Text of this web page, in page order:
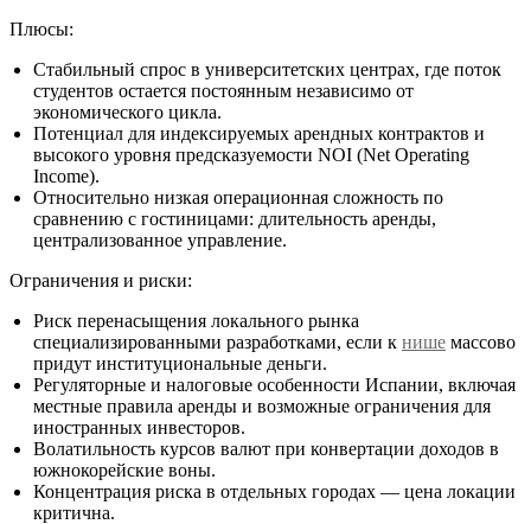
Плюсы:
Стабильный спрос в университетских центрах, где поток
студентов остается постоянным независимо от
экономического цикла.
Потенциал для индексируемых арендных контрактов и
высокого уровня предсказуемости NOI (Net Operating
Income).
Относительно низкая операционная сложность по
сравнению с гостиницами: длительность аренды,
централизованное управление.
Ограничения и риски:
Риск перенасыщения локального рынка
специализированными разработками, если к нише массово
придут институциональные деньги.
Регуляторные и налоговые особенности Испании, включая
местные правила аренды и возможные ограничения для
иностранных инвесторов.
Волатильность курсов валют при конвертации доходов в
южнокорейские воны.
Концентрация риска в отдельных городах — цена локации
критична.